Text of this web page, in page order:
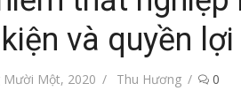
và quyền
Mười Một, 2020
Tác
Thu Hương 0